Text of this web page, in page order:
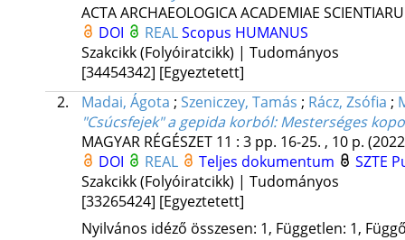
ACTA ARCHAEOLOGICA ACADEMIAE
DOI
REALScopus HUMANUS
Szakcikk (Folyóiratcikk) | Tudományos
[34454342] [Egyeztetett]
2.
Madai, Ágota ; Szeniczey, Tamás ; Rácz, Zsófia ;
"Csúcsfejek" a gepida korból: Mesterséges
MAGYAR RÉGÉSZET 11 : 3 pp. 16-25. , 10 p.
DOI
REAL Teljes dokumentum
SZTE
Szakcikk (Folyóiratcikk) | Tudományos
[33265424] [Egyeztetett]
Nyilvános idéző összesen: 1, Független: 1,